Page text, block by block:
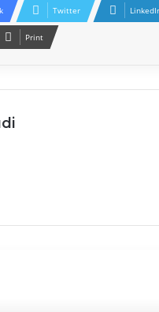
Twitter
Print